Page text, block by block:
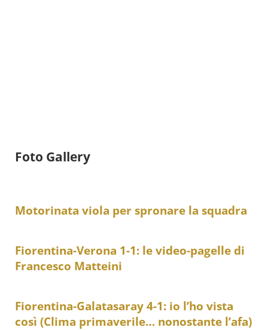
Foto Gallery
Motorinata viola per spronare la squadra
Fiorentina-Verona 1-1: le video-pagelle di
Francesco Matteini
Fiorentina-Galatasaray 4-1: io l’ho vista
così (Clima primaverile… nonostante l’afa)